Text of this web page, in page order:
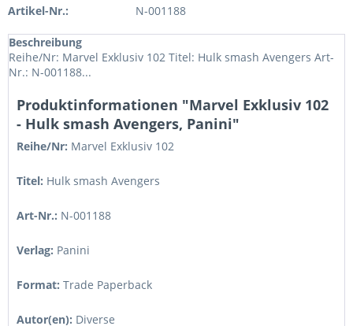
Artikel-Nr.: N-001188
Beschreibung
Reihe/Nr: Marvel Exklusiv 102 Titel: Hulk smash Avengers Art-
Nr.: N-001188...
Produktinformationen "Marvel Exklusiv 102
- Hulk smash Avengers, Panini"
Reihe/Nr: Marvel Exklusiv 102
Titel: Hulk smash Avengers
Art-Nr.: N-001188
Verlag: Panini
Format: Trade Paperback
Autor(en): Diverse